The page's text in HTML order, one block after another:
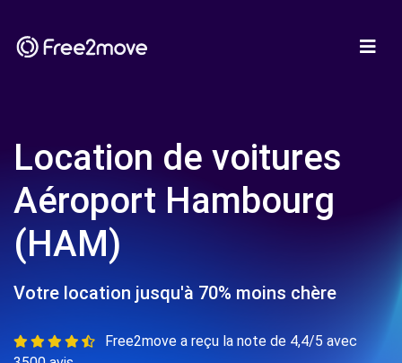
Location de voitures
Aéroport Hambourg
(HAM)
Votre location jusqu'à 70% moins chère
Free2move a reçu la note de 4,4/5 avec